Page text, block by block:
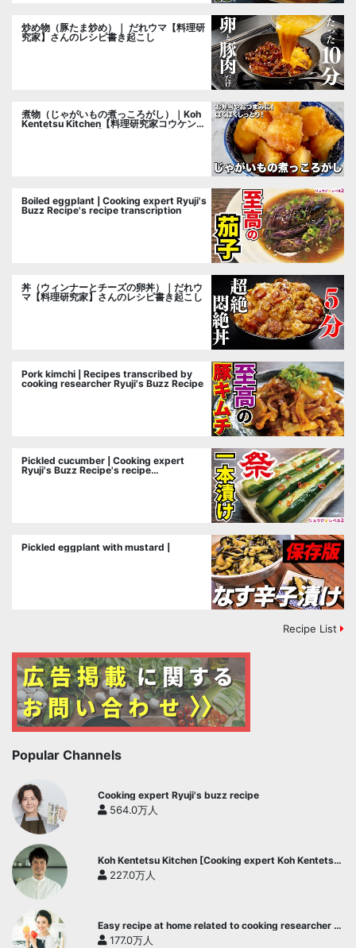
炒め物（豚たま炒め）｜ だれウマ【料理研
究家】さんのレシピ書き起こし
煮物（じゃがいもの煮っころがし）｜Koh
Kentetsu Kitchen【料理研究家コウケンテ
Boiled eggplant | Cooking expert Ryuji's
Buzz Recipe's recipe transcription
丼（ウィンナーとチーズの卵丼）｜だれウ
マ【料理研究家】さんのレシピ書き起こし
Pork kimchi | Recipes transcribed by
cooking researcher Ryuji's Buzz Recipe
Pickled cucumber | Cooking expert
Ryuji's Buzz Recipe's recipe
Pickled eggplant with mustard |
Recipe List
Popular Channels
Cooking expert Ryuji's buzz recipe
564.0万人
Koh Kentetsu Kitchen [Cooking expert Koh Kentetsu
official channel]
227.0万人
Easy recipe at home related to cooking researcher /
Yukari's Kitchen
177.0万人